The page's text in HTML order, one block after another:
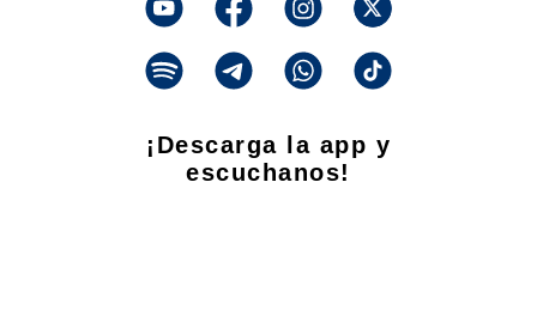
¡Descarga la app y
escuchanos!